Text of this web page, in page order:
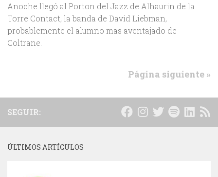
Anoche llegó al Porton del Jazz de Alhaurin de la
Torre Contact, la banda de David Liebman,
probablemente el alumno mas aventajado de
Coltrane.
Página siguiente »
SEGUIR:
ÚLTIMOS ARTÍCULOS